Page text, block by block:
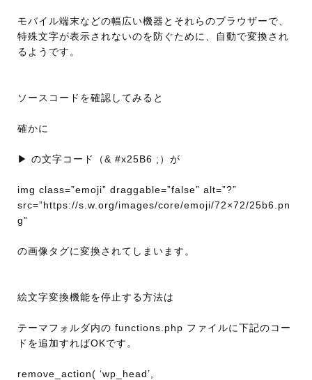
モバイル端末などの幅広い機器とそれらのブラウザーで、
特殊文字が表示されないのを防ぐために、自動で変換され
るようです。
ソースコードを確認してみると
確かに
▶ の文字コード（& #x25B6 ;）が
img class=”emoji” draggable=”false” alt=”?”
src=”https://s.w.org/images/core/emoji/72×72/25b6.pn
g”
の画像タグに変換されてしまいます。
絵文字変換機能を停止する方法は
テーマフォルダ内の functions.php ファイルに下記のコー
ドを追加すればOKです。
remove_action( ‘wp_head’,